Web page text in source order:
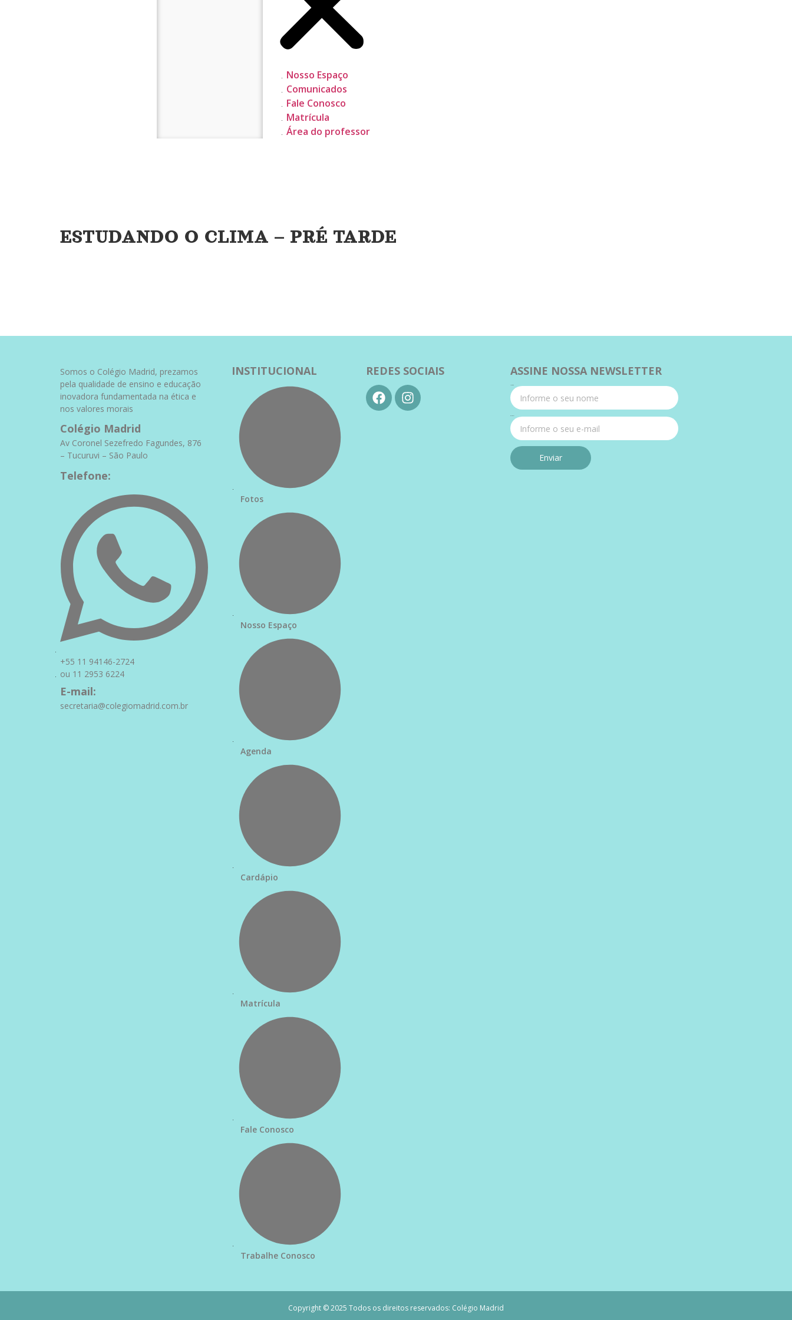
Nosso Espaço
Comunicados
Fale Conosco
Matrícula
Área do professor
ESTUDANDO O CLIMA – PRÉ TARDE
Somos o Colégio Madrid, prezamos
pela qualidade de ensino e educação
inovadora fundamentada na ética e
nos valores morais
Colégio Madrid
Av Coronel Sezefredo Fagundes, 876
– Tucuruvi – São Paulo
Telefone:
+55 11 94146-2724
ou 11 2953 6224
E-mail:
secretaria@colegiomadrid.com.br
INSTITUCIONAL
Fotos
Nosso Espaço
Agenda
Cardápio
Matrícula
Fale Conosco
Trabalhe Conosco
REDES SOCIAIS ASSINE NOSSA NEWSLETTER
Nome
E-mail
Enviar
Copyright © 2025 Todos os direitos reservados: Colégio Madrid